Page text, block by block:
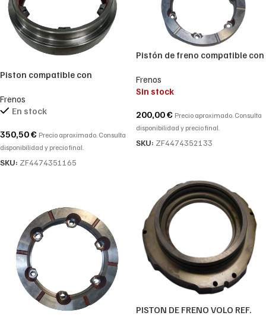
Piston compatible con
4474 351 165-4474.351.165
Frenos
En stock
350,50€ Precio aproximado. Consulta
disponibilidad y precio final.
SKU: ZF4474351165
Pistón de freno compatible con
4474.352.133-4474 352 133
Frenos
Sin stock
200,00€ Precio aproximado. Consulta
disponibilidad y precio final.
SKU: ZF4474352133
PISTON DE FRENO VOLO REF.